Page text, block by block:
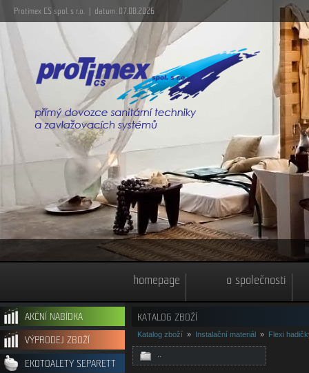
Protimex CS spol. s r.o. | datum: 07.08.2026
homepage o společnosti
AKČNÍ NABÍDKA
VÝPRODEJ ZBOŽÍ
EKOTOALETY SEPARETT
KATALOG ZBOŽÍ
Katalog zboží » Instalační materiál » Flexi
..